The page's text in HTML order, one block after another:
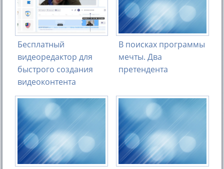
Бесплатный
видеоредактор для
быстрого создания
видеоконтента
В поисках программы
мечты. Два
претендента